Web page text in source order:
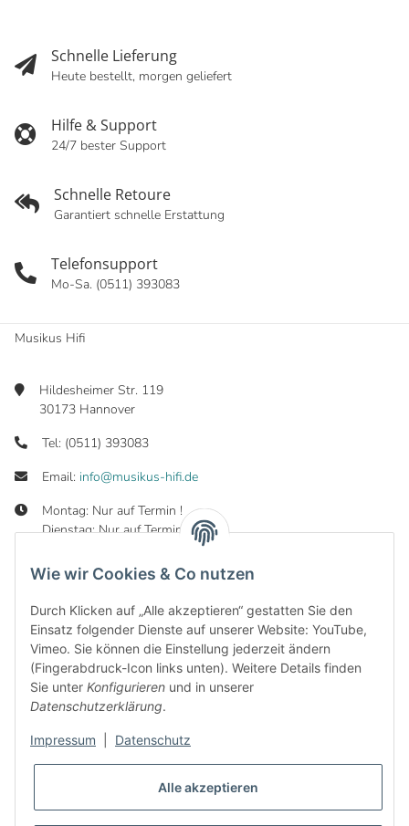
Wie wir Cookies & Co nutzen
Durch Klicken auf „Alle akzeptieren“ gestatten Sie den
Einsatz folgender Dienste auf unserer Website: YouTube,
Vimeo. Sie können die Einstellung jederzeit ändern
(Fingerabdruck-Icon links unten). Weitere Details finden
Sie unter Konfigurieren und in unserer
Datenschutzerklärung.
Impressum Datenschutz
Alle akzeptieren
Schnelle Lieferung
Heute bestellt, morgen geliefert
Hilfe & Support
24/7 bester Support
Schnelle Retoure
Garantiert schnelle Erstattung
Telefonsupport
Mo-Sa. (0511) 393083
Musikus Hifi
Hildesheimer Str. 119
30173 Hannover
Tel: (0511) 393083
Email: info@musikus-hifi.de
Montag: Nur auf Termin !
Dienstag: Nur auf Termin !
Mittwoch: 10:00 - 19:00 Uhr
Donnerstag: 10:00 - 19:00 Uhr
Samstag: 10:00 - 16:00 Uhr
Informationen
Gesetzliche Informationen